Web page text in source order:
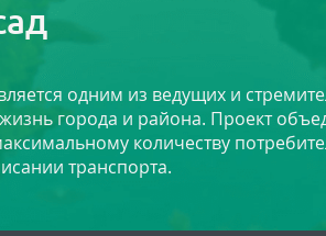
одним из ведущих и
города и района. Проект
количеству
транспорта.